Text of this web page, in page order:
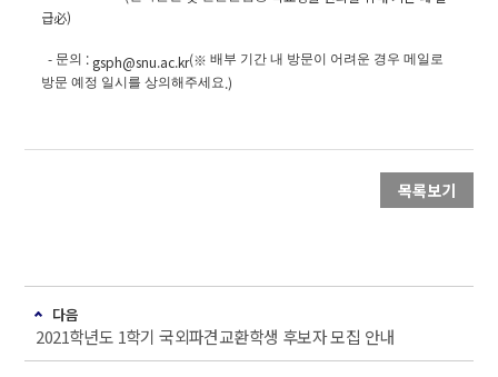
급必)
- 문의 : gsph@snu.ac.kr(※배부 기간 내 방문이 어려운 경우 메일로
방문 예정 일시를 상의해주세요.)
목록보기
다음
2021학년도 1학기 국외파견교환학생 후보자 모집 안내